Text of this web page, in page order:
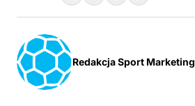
Redakcja Sport Marketing